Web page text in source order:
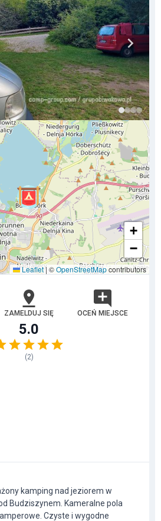
+
−
Leaflet| ©OpenStreetMapcontributors
ZAMELDUJ SIĘ OCEŃ MIEJSCE
5.0
(2)
kamping nad jeziorem w
Budziszynem. Kameralne pola
Czyste i wygodne